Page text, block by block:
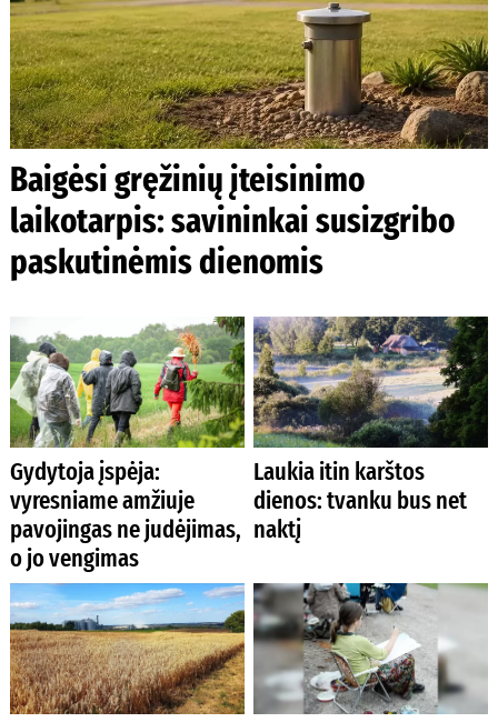
Baigėsi gręžinių įteisinimo
laikotarpis: savininkai susizgribo
paskutinėmis dienomis
Gydytoja įspėja:
vyresniame amžiuje
pavojingas ne judėjimas,
o jo vengimas
Laukia itin karštos
dienos: tvanku bus net
naktį